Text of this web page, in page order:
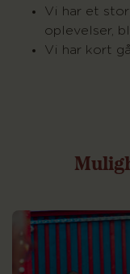
Vi har et
oplevelser,
Vi har kort